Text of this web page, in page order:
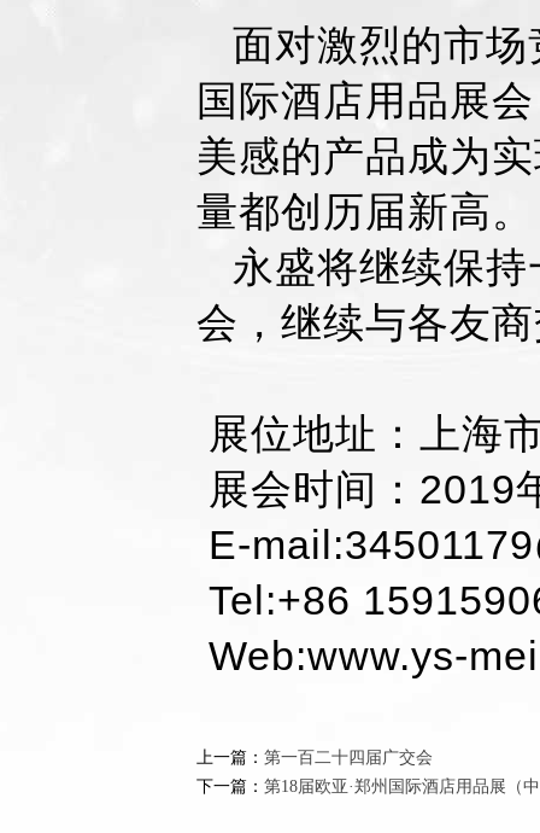
面对激烈的市场
国际酒店用品展
美感的产品成为
量都创历届新高。
永盛将继续保持
会，继续与各友
展位地址：上海
展会时间：
E-
Tel:+86
Web:www.ys-
上一篇： 第一百二十四届广交会
下一篇： 第18届欧亚·郑州国际酒店用品展（